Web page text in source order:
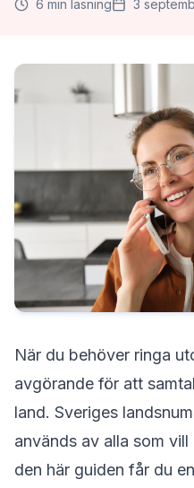
6 min läsning 3
När du behöver ringa
avgörande för att
land. Sveriges
används av alla som
den här guiden får du